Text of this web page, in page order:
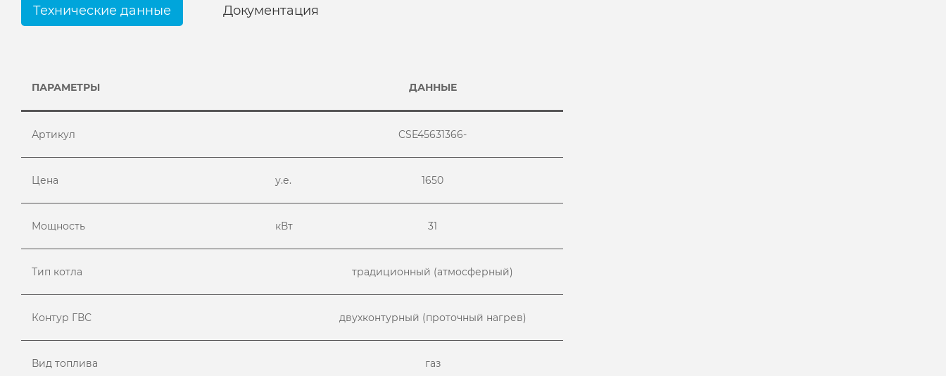
Технические данные Документация
ПАРАМЕТРЫ ДАННЫЕ
Артикул CSE45631366-
Цена у.е. 1650
Мощность кВт 31
Тип котла традиционный (атмосферный)
Контур ГВС двухконтурный (проточный нагрев)
Вид топлива газ